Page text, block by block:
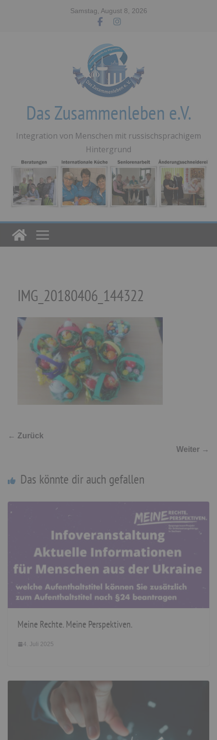
Samstag, August 8, 2026
Das Zusammenleben e.V.
Integration von Menschen mit russischsprachigem
Hintergrund
IMG_20180406_144322
← Zurück
Weiter →
Das könnte dir auch gefallen
Meine Rechte. Meine Perspektiven.
4. Juli 2025